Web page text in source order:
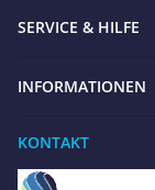
SERVICE & HILFE
INFORMATIONEN
KONTAKT